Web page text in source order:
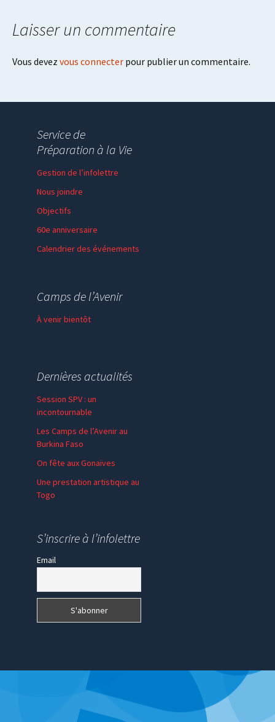
Laisser un commentaire
Vous devez vous connecter pour publier un commentaire.
Service de
Préparation à la Vie
Gestion de l’infolettre
Nous joindre
Objectifs
60e anniversaire
Calendrier des événements
Faire un don
Camps de l’Avenir
À venir bientôt
Dernières actualités
Session SPV : un
incontournable
Les Camps de l’Avenir au
Burkina Faso
On fête aux Gonaïves
Une prestation artistique au
Togo
S’inscrire à l’infolettre
Email